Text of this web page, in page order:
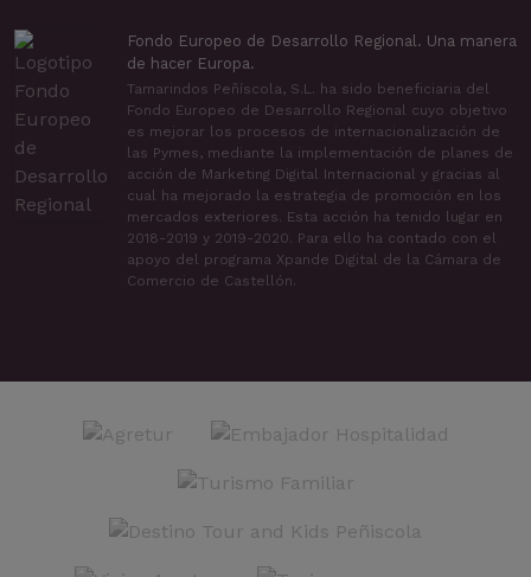
Fondo Europeo de Desarrollo Regional. Una manera
de hacer Europa.
Tamarindos Peñíscola, S.L. ha sido beneficiaria del
Fondo Europeo de Desarrollo Regional cuyo objetivo
es mejorar los procesos de internacionalización de
las Pymes, mediante la implementación de planes de
acción de Marketing Digital Internacional y gracias al
cual ha mejorado la estrategia de promoción en los
mercados exteriores. Esta acción ha tenido lugar en
2018-2019 y 2019-2020. Para ello ha contado con el
apoyo del programa Xpande Digital de la Cámara de
Comercio de Castellón.